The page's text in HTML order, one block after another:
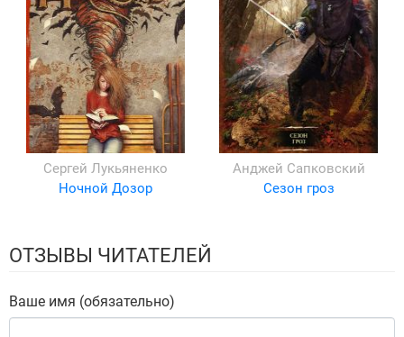
Сергей Лукьяненко
Ночной Дозор
Анджей Сапковский
Сезон гроз
ОТЗЫВЫ ЧИТАТЕЛЕЙ
Ваше имя (обязательно)